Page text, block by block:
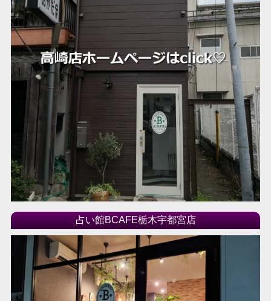
2017年02月
2017年01月
2016年12月
2016年11月
2016年10月
2016年09月
2016年08月
2016年07月
2016年06月
2016年04月
2016年03月
2016年02月
2015年12月
2015年11月
2015年10月
2015年09月
占い館BCAFE栃木宇都宮店